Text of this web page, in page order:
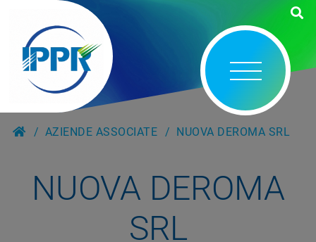
AZIENDE ASSOCIATE NUOVA DEROMA SRL
NUOVA DEROMA
SRL